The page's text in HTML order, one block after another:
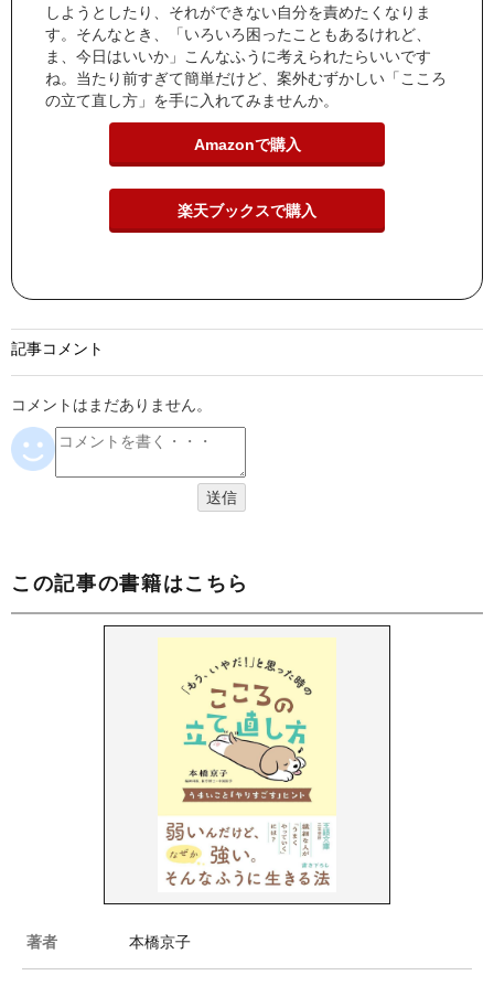
しようとしたり、それができない自分を責めたくなりま
す。そんなとき、「いろいろ困ったこともあるけれど、
ま、今日はいいか」こんなふうに考えられたらいいです
ね。当たり前すぎて簡単だけど、案外むずかしい「こころ
の立て直し方」を手に入れてみませんか。
Amazonで購入
楽天ブックスで購入
記事コメント
コメントはまだありません。
この記事の書籍はこちら
著者 本橋京子